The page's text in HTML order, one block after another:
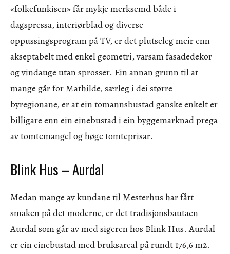
«folkefunkisen» får mykje merksemd både i
dagspressa, interiørblad og diverse
oppussingsprogram på TV, er det plutseleg meir enn
akseptabelt med enkel geometri, varsam fasadedekor
og vindauge utan sprosser. Ein annan grunn til at
mange går for Mathilde, særleg i dei større
byregionane, er at ein tomannsbustad ganske enkelt er
billigare enn ein einebustad i ein byggemarknad prega
av tomtemangel og høge tomteprisar.
Blink Hus – Aurdal
Medan mange av kundane til Mesterhus har fått
smaken på det moderne, er det tradisjonsbautaen
Aurdal som går av med sigeren hos Blink Hus. Aurdal
er ein einebustad med bruksareal på rundt 176,6 m2.